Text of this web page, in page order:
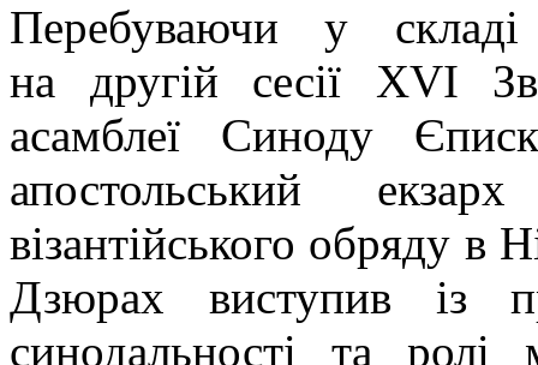
Перебуваючи у
на другій сесії XVI
асамблеї Синоду
апостольський
візантійського обряду в
Дзюрах виступив із
синодальності та ролі